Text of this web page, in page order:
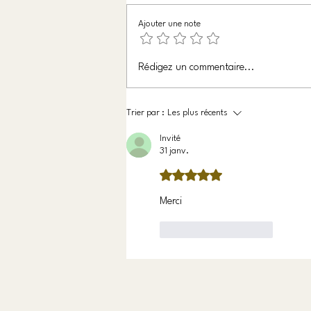
Chercher le calme
Ajouter une note
Rédigez un commentaire...
Trier par : Les plus récents
Invité
31 janv.
Noté 5 étoiles sur 5.
Merci